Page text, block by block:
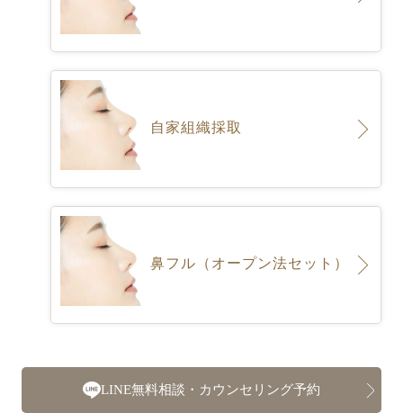
自家組織採取
鼻フル（オープン法セット）
LINE無料相談・カウンセリング予約